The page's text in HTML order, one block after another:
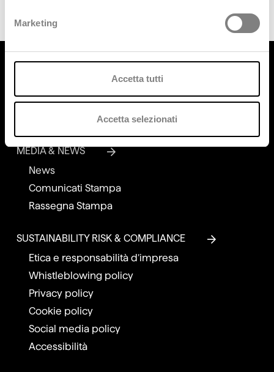
Marketing
Accetta tutti
Accetta selezionati
MEDIA & NEWS
News
Comunicati Stampa
Rassegna Stampa
SUSTAINABILITY RISK & COMPLIANCE
Etica e responsabilità d’impresa
Whistleblowing policy
Privacy policy
Cookie policy
Social media policy
Accessibilità